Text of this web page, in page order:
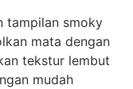
tampilan smoky
mata dengan
tekstur lembut
mudah